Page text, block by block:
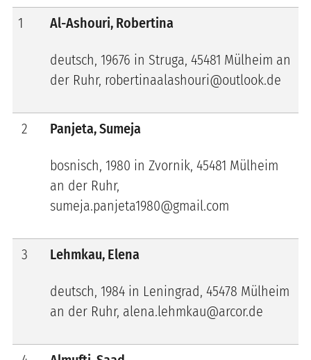
1 Al-Ashouri, Robertina
deutsch, 19676 in Struga, 45481 Mülheim an
der Ruhr, robertinaalashouri@outlook.de
2 Panjeta, Sumeja
bosnisch, 1980 in Zvornik, 45481 Mülheim
an der Ruhr,
sumeja.panjeta1980@gmail.com
3 Lehmkau, Elena
deutsch, 1984 in Leningrad, 45478 Mülheim
an der Ruhr, alena.lehmkau@arcor.de